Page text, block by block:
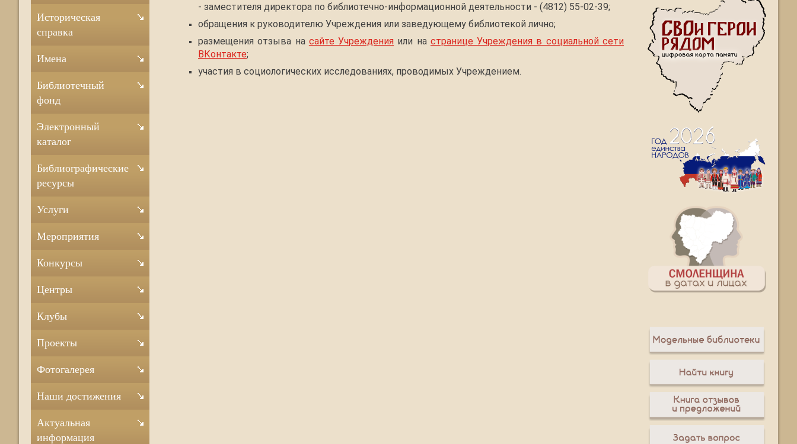
- заместителя директора по библиотечно-информационной деятельности - (4812) 55-02-39;
обращения к руководителю Учреждения или заведующему библиотекой лично;
размещения отзыва на сайте Учреждения или на странице Учреждения в социальной сети
ВКонтакте;
участия в социологических исследованиях, проводимых Учреждением.
Историческая
справка
Имена
Библиотечный
фонд
Электронный
каталог
Библиографические
ресурсы
Услуги
Мероприятия
Конкурсы
Центры
Клубы
Проекты
Фотогалерея
Наши достижения
Актуальная
информация